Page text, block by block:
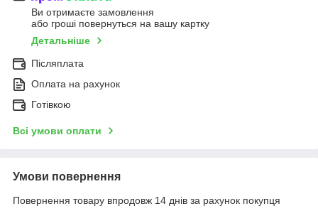
Ви отримаєте замовлення
або гроші повернуться на вашу картку
Детальніше
Післяплата
Оплата на рахунок
Готівкою
Всі умови оплати
Умови повернення
Повернення товару впродовж 14 днів за рахунок покупця